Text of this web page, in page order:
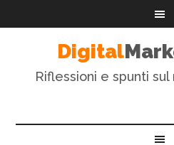
Digital
Riflessioni e spunti